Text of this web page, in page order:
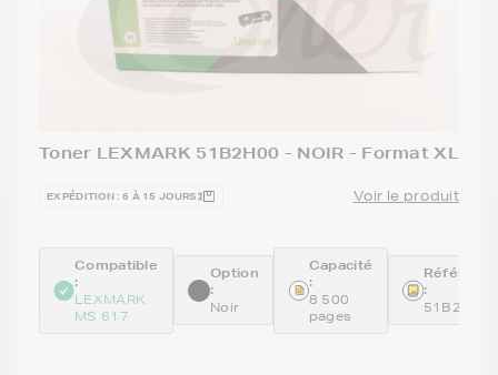
Toner LEXMARK 51B2H00 - NOIR - Format XL
EXPÉDITION : 6 À 15 JOURS Voir le produit
Compatible
:
LEXMARK
MS 617
Option
:
Noir
Capacité
:
8 500
pages
:
51B2H00